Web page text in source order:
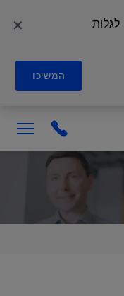
בחרו את המדינה או האזור שלכם כדי לגלות
המשיכו
✕
to call